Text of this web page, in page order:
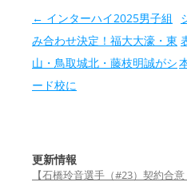
投稿ナビゲーション
← インターハイ2025男子組
み合わせ決定！福大大濠・東
山・鳥取城北・藤枝明誠がシ
ード校に
更新情報
【石橋玲音選手（#23）契約合